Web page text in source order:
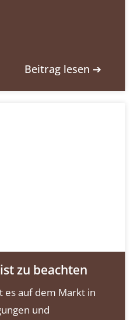
Beitrag lesen ➔
zu beachten
es auf dem Markt in
und